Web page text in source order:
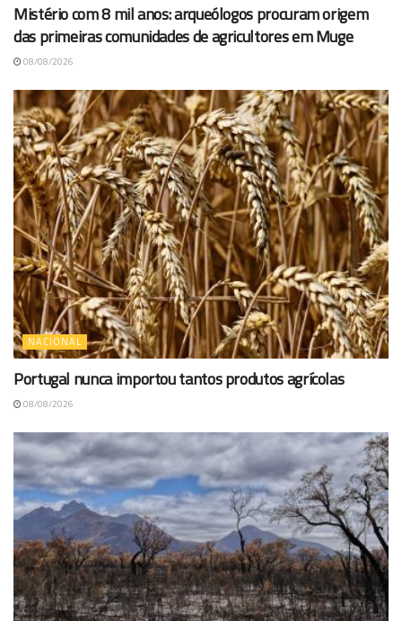
Mistério com 8 mil anos: arqueólogos procuram origem
das primeiras comunidades de agricultores em Muge
08/08/2026
NACIONAL
Portugal nunca importou tantos produtos agrícolas
08/08/2026